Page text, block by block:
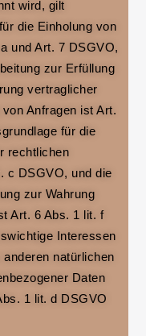
wird, gilt
die Einholung von
und Art. 7 DSGVO,
zur Erfüllung
vertraglicher
Anfragen ist Art.
für die
rechtlichen
c DSGVO, und die
zur Wahrung
Art. 6 Abs. 1 lit. f
Interessen
natürlichen
Daten
1 lit. d DSGVO